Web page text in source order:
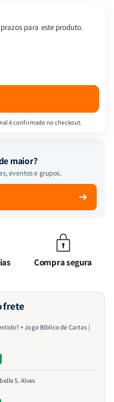
para este produto.
é confirmado no checkout.
maior?
eventos e grupos.
Compra segura
frete
+ Jogo Bíblico de Cartas |
S. Alves